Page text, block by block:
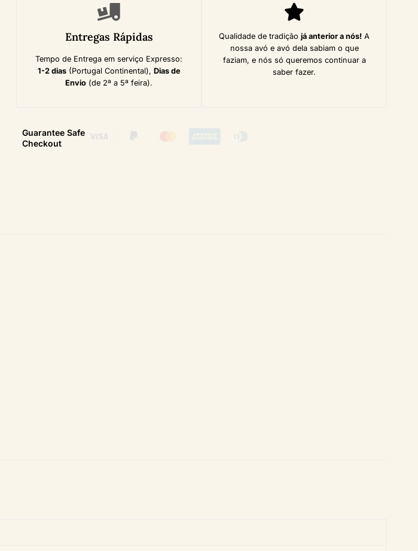
Entregas Rápidas
Tempo de Entrega em serviço Expresso:
1-2 dias(Portugal Continental), Dias de
Envio (de 2ª a 5ª feira).
Qualidade de tradição já anterior a nós! A
nossa avó e avó dela sabiam o que
faziam, e nós só queremos continuar a
saber fazer.
Guarantee Safe
Checkout